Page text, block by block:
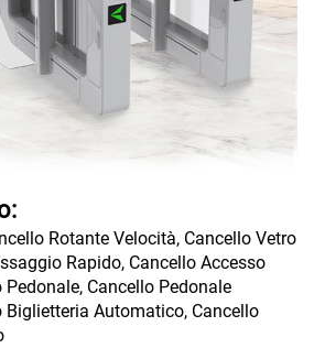
Rotante Velocità, Cancello Vetro
Rapido, Cancello Accesso
Cancello Pedonale
Automatico, Cancello